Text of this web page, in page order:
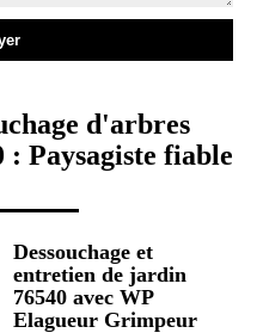
d'arbres
Paysagiste fiable
Dessouchage et
entretien de jardin
76540 avec WP
Elagueur Grimpeur